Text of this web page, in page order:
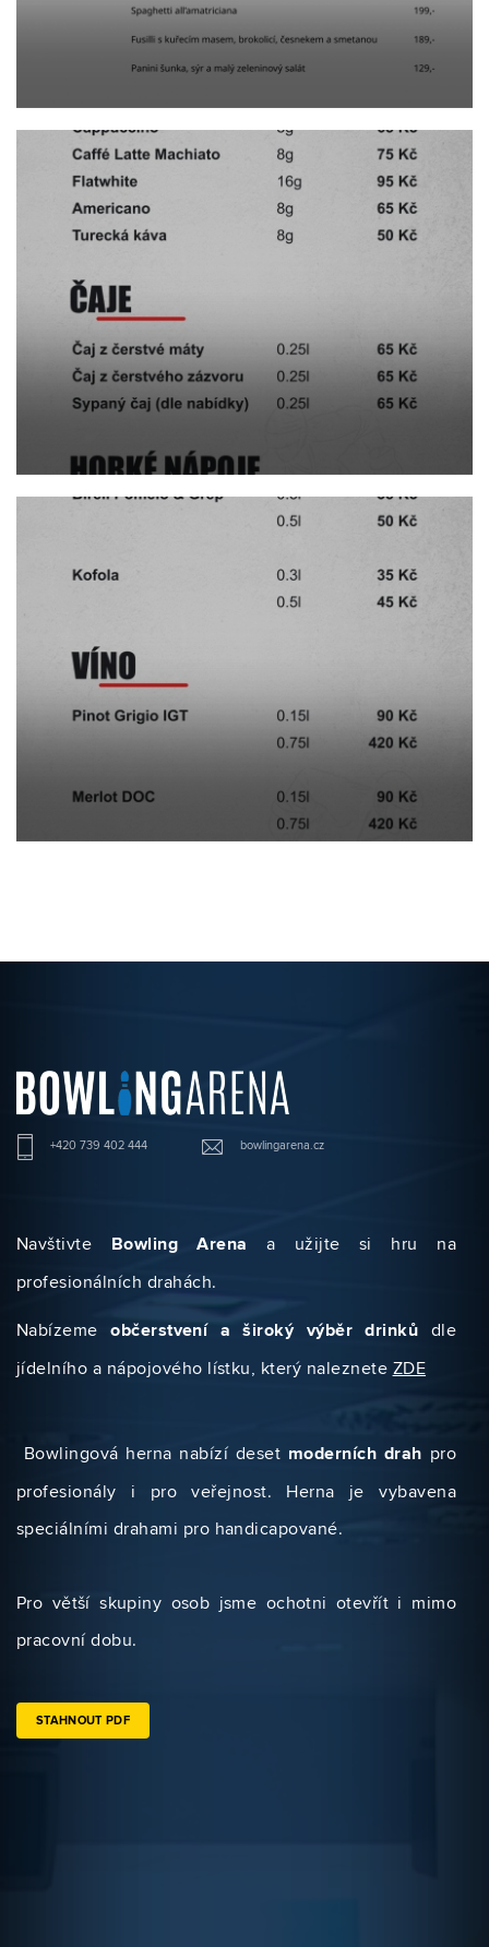
+420 739 402 444 bowlingarena.cz
Navštivte Bowling Arena a užijte si hru na
profesionálních drahách.
Nabízemeobčerstvení a široký výběr drinků dle
jídelního a nápojového lístku, který naleznete ZDE
Bowlingová herna nabízí deset moderních drah pro
profesionály i pro veřejnost. Herna je vybavena
speciálními drahami pro handicapované.
Pro větší skupiny osob jsme ochotni otevřít i mimo
pracovní dobu.
STAHNOUT PDF